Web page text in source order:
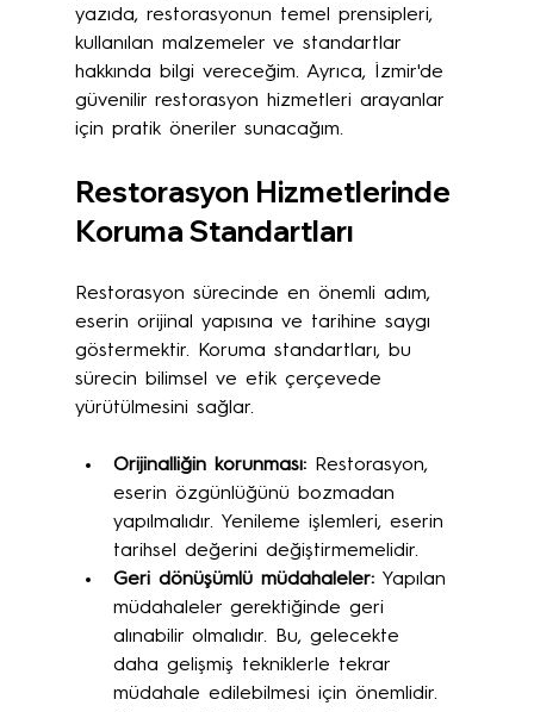
yazıda, restorasyonun temel prensipleri,
kullanılan malzemeler ve standartlar
hakkında bilgi vereceğim. Ayrıca, İzmir'de
güvenilir restorasyon hizmetleri arayanlar
için pratik öneriler sunacağım.
Restorasyon Hizmetlerinde
Koruma Standartları
Restorasyon sürecinde en önemli adım,
eserin orijinal yapısına ve tarihine saygı
göstermektir. Koruma standartları, bu
sürecin bilimsel ve etik çerçevede
yürütülmesini sağlar.
Orijinalliğin korunması: Restorasyon,
eserin özgünlüğünü bozmadan
yapılmalıdır. Yenileme işlemleri, eserin
tarihsel değerini değiştirmemelidir.
Geri dönüşümlü müdahaleler: Yapılan
müdahaleler gerektiğinde geri
alınabilir olmalıdır. Bu, gelecekte
daha gelişmiş tekniklerle tekrar
müdahale edilebilmesi için önemlidir.